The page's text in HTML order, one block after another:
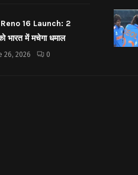
16 Launch: 2
भारत में मचेगा धमाल
26, 2026 0